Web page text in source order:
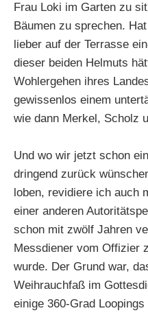
Frau Loki im Garten zu
Bäumen zu sprechen.
lieber auf der Terrasse
dieser beiden Helmuts
Wohlergehen ihres
gewissenlos einem
wie dann Merkel, Scholz
Und wo wir jetzt schon
dringend zurück
loben, revidiere ich auch
einer anderen
schon mit zwölf Jahren
Messdiener vom Offizier
wurde. Der Grund war,
Weihrauchfaß im
einige 360-Grad